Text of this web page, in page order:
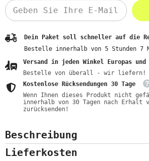
Dein Paket soll schneller auf die
Bestelle innerhalb von 5 Stunden 7
Versand in jeden Winkel Europas
Bestelle von überall - wir liefern!
Kostenlose Rücksendungen 30 Tage
Wenn Ihnen dieses Produkt nicht
innerhalb von 30 Tagen nach
zurücksenden!
Beschreibung
Lieferkosten